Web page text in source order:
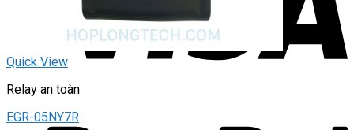
Quick View
Relay an toàn
EGR-05NY7R